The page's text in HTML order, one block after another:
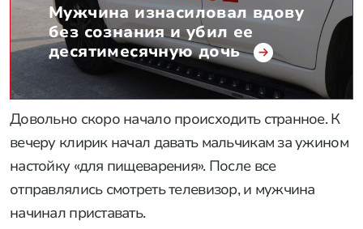
Мужчина изнасиловал вдову
без сознания и убил ее
десятимесячную дочь
Довольно скоро начало происходить странное. К
вечеру клирик начал давать мальчикам за ужином
настойку «для пищеварения». После все
отправлялись смотреть телевизор, и мужчина
начинал приставать.